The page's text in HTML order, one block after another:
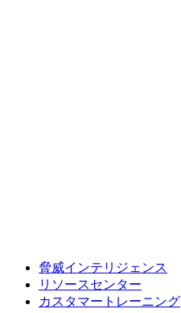
脅威インテリジェンス
リソースセンター
カスタマートレーニング